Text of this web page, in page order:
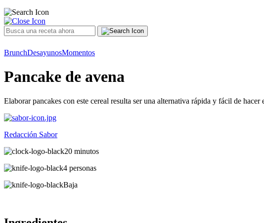
BrunchDesayunosMomentos
Pancake de avena
Elaborar pancakes con este cereal resulta ser una alternativa rápida y fácil de
Redacción Sabor
20 minutos
4 personas
Baja